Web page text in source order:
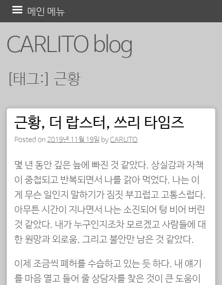
CARLITO blog
메인 메뉴
텐
[태그:] 근황
포스트 내비게이션
근황, 더 랍스터, 쓰리 타임즈
Posted on 2019년 11월 19일 byCARLITO
몇 년 동안 깊은 늪에 빠진 것 같았다. 상실감과 자책
이 중첩되고 반복되면서 나를 갉아 먹었다. 나는 이
게 무슨 일인지 말하기가 짐짓 부끄럽고 고통스럽다.
아무튼 시간이 지나면서 나는 소진되어 텅 비어 버린
것 같았다. 내가 누구인지조차 모르겠고 사람들에 대
한 원망과 외로움, 그리고 불안만 남은 것 같았다.
이제 조금씩 폐허를 수습하고 있는 듯 하다. 내 얘기
를 마음 열고 들어 줄 상담자를 찾은 것이 큰 도움이